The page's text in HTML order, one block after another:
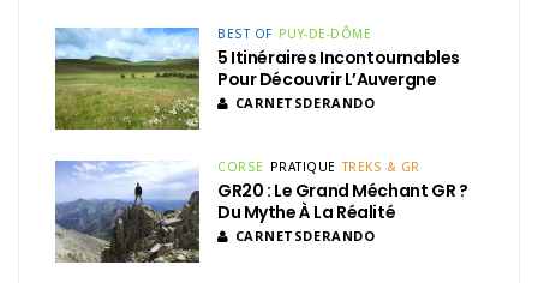
BEST OF PUY-DE-DÔME
5 Itinéraires Incontournables
Pour Découvrir L’Auvergne
CARNETSDERANDO
CORSE PRATIQUE TREKS & GR
GR20 : Le Grand Méchant GR ?
Du Mythe À La Réalité
CARNETSDERANDO